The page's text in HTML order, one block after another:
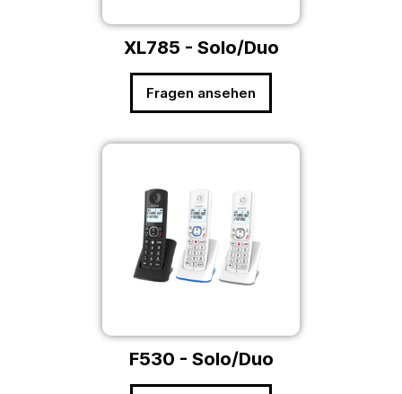
XL785 - Solo/Duo
Fragen ansehen
F530 - Solo/Duo